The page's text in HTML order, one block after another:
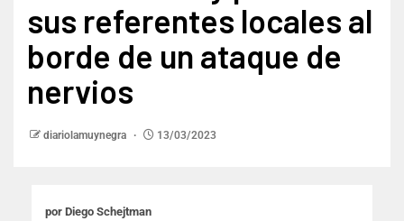
sus referentes locales al
borde de un ataque de
nervios
diariolamuynegra 13/03/2023
por Diego Schejtman